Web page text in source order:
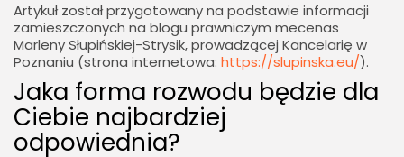
Artykuł został przygotowany na podstawie informacji
zamieszczonych na blogu prawniczym mecenas
Marleny Słupińskiej-Strysik, prowadzącej Kancelarię w
Poznaniu (strona internetowa: https://slupinska.eu/).
Jaka forma rozwodu będzie dla
Ciebie najbardziej
odpowiednia?